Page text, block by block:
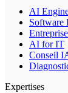
AI
Software
AI for IT
Conseil
Expertises